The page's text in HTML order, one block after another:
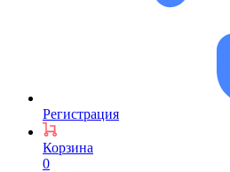
Регистрация
Корзина
0